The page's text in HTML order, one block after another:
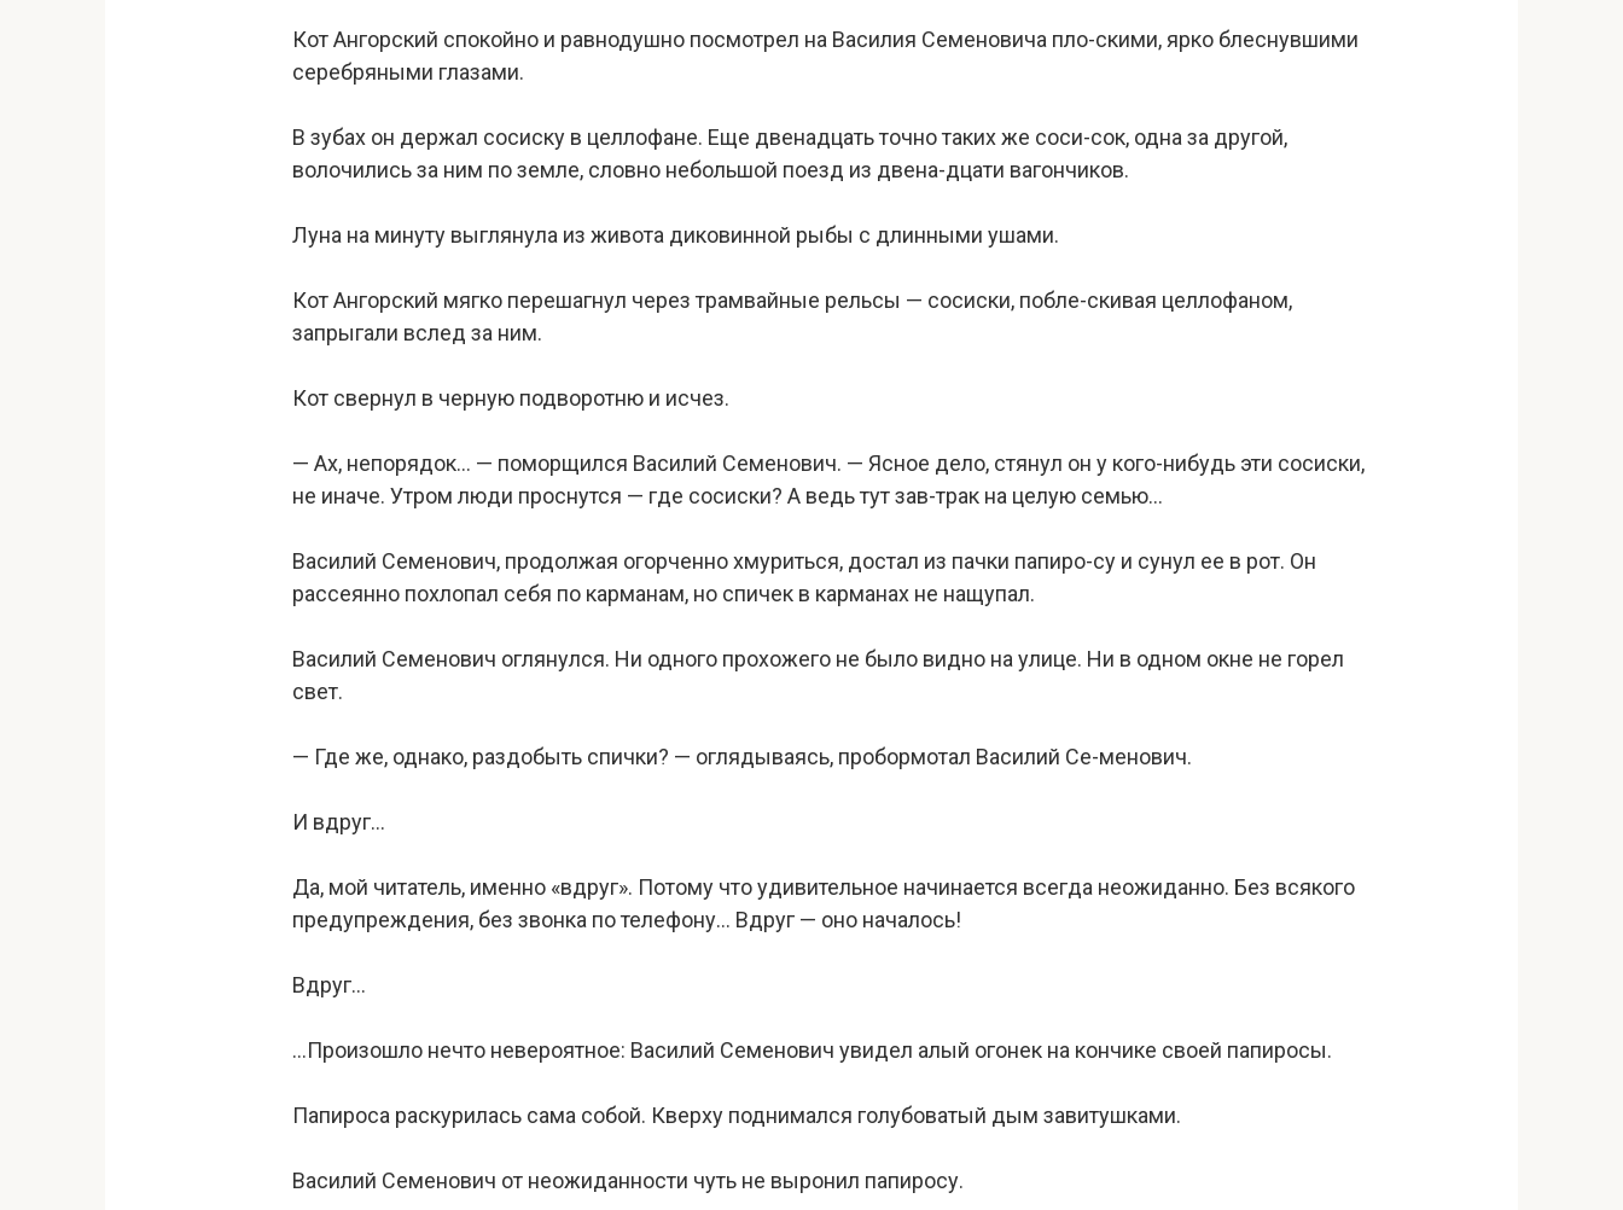
Кот Ангорский спокойно и равнодушно посмотрел на Василия Семеновича пло-скими, ярко блеснувшими
серебряными глазами.
В зубах он держал сосиску в целлофане. Еще двенадцать точно таких же соси-сок, одна за другой,
волочились за ним по земле, словно небольшой поезд из двена-дцати вагончиков.
Луна на минуту выглянула из живота диковинной рыбы с длинными ушами.
Кот Ангорский мягко перешагнул через трамвайные рельсы — сосиски, побле-скивая целлофаном,
запрыгали вслед за ним.
Кот свернул в черную подворотню и исчез.
— Ах, непорядок… — поморщился Василий Семенович. — Ясное дело, стянул он у кого-нибудь эти сосиски,
не иначе. Утром люди проснутся — где сосиски? А ведь тут зав-трак на целую семью…
Василий Семенович, продолжая огорченно хмуриться, достал из пачки папиро-су и сунул ее в рот. Он
рассеянно похлопал себя по карманам, но спичек в карманах не нащупал.
Василий Семенович оглянулся. Ни одного прохожего не было видно на улице. Ни в одном окне не горел
свет.
— Где же, однако, раздобыть спички? — оглядываясь, пробормотал Василий Се-менович.
И вдруг…
Да, мой читатель, именно «вдруг». Потому что удивительное начинается всегда неожиданно. Без всякого
предупреждения, без звонка по телефону… Вдруг — оно началось!
Вдруг…
…Произошло нечто невероятное: Василий Семенович увидел алый огонек на кончике своей папиросы.
Папироса раскурилась сама собой. Кверху поднимался голубоватый дым завитушками.
Василий Семенович от неожиданности чуть не выронил папиросу.